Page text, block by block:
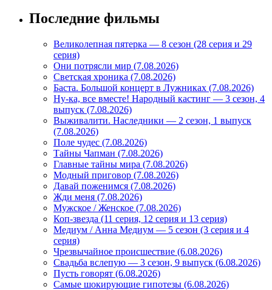
Последние фильмы
Великолепная пятерка — 8 сезон (28 серия и 29
серия)
Они потрясли мир (7.08.2026)
Светская хроника (7.08.2026)
Баста. Большой концерт в Лужниках (7.08.2026)
Ну-ка, все вместе! Народный кастинг — 3 сезон, 4
выпуск (7.08.2026)
Выживалити. Наследники — 2 сезон, 1 выпуск
(7.08.2026)
Поле чудес (7.08.2026)
Тайны Чапман (7.08.2026)
Главные тайны мира (7.08.2026)
Модный приговор (7.08.2026)
Давай поженимся (7.08.2026)
Жди меня (7.08.2026)
Мужское / Женское (7.08.2026)
Коп-звезда (11 серия, 12 серия и 13 серия)
Медиум / Анна Медиум — 5 сезон (3 серия и 4
серия)
Чрезвычайное происшествие (6.08.2026)
Свадьба вслепую — 3 сезон, 9 выпуск (6.08.2026)
Пусть говорят (6.08.2026)
Самые шокирующие гипотезы (6.08.2026)